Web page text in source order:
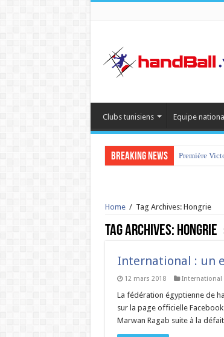
Clubs tunisiens Equipe
Breaking News Première
Home / Tag Archives: Hongrie
Tag Archives: Hongrie
International : un
12 mars 2018 International
La fédération égyptienne de
sur la page officielle
Marwan Ragab suite à la